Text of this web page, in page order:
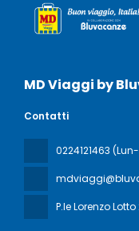
MD Viaggi by
Contatti
0224121463
P.le Lorenzo Lotto